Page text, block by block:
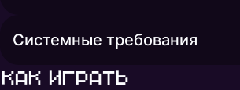
Системные требования
Как играть